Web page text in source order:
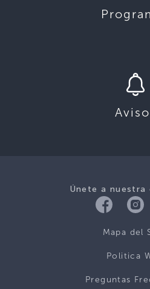
Únete a nuestra
Mapa del
Politica
Preguntas